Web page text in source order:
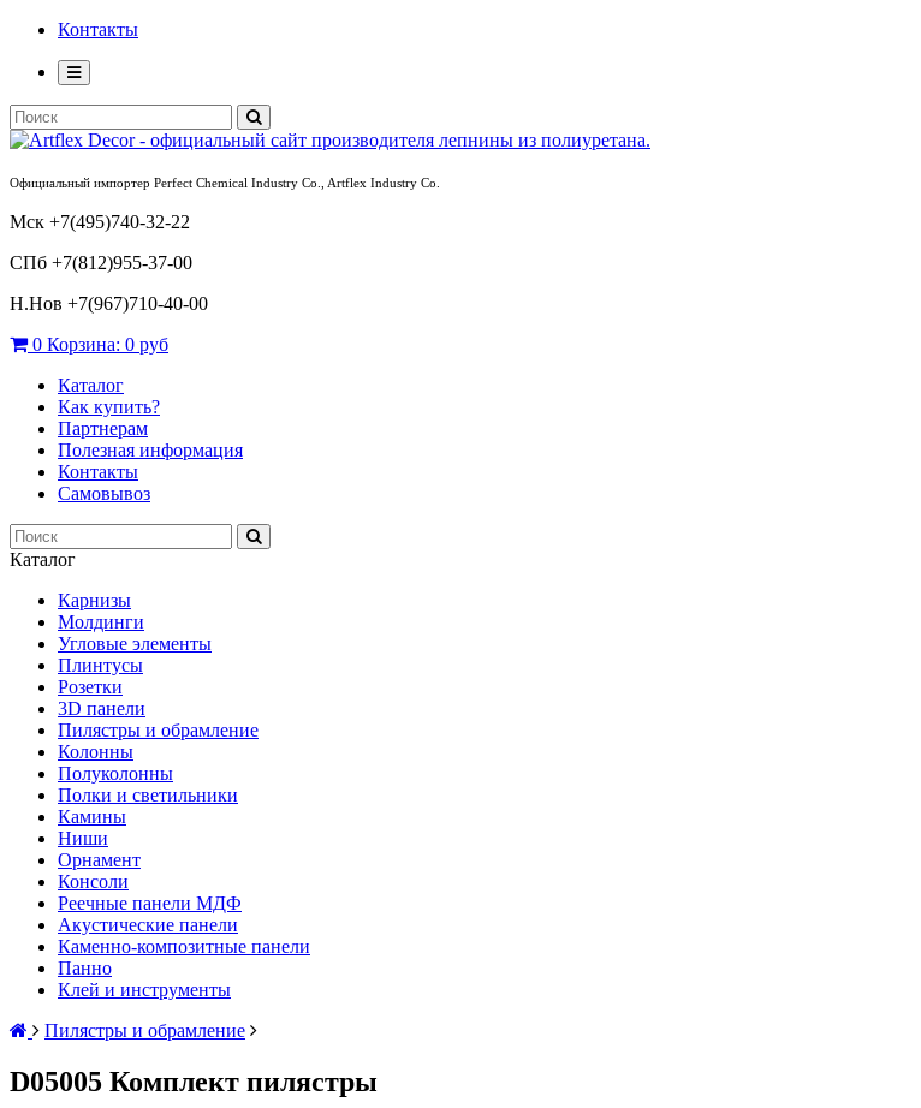
Контакты
Официальный импортер Perfect Chemical Industry Co., Artflex Industry Co.
Мск +7(495)740-32-22
СПб +7(812)955-37-00
Н.Нов +7(967)710-40-00
0 Корзина: 0 руб
Каталог
Как купить?
Партнерам
Полезная информация
Контакты
Самовывоз
Каталог
Карнизы
Молдинги
Угловые элементы
Плинтусы
Розетки
3D панели
Пилястры и обрамление
Колонны
Полуколонны
Полки и светильники
Камины
Ниши
Орнамент
Консоли
Реечные панели МДФ
Акустические панели
Каменно-композитные панели
Панно
Клей и инструменты
Пилястры и обрамление
D05005 Комплект пилястры